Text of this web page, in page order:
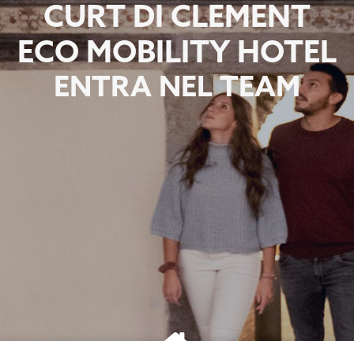
CURT DI CLEMENT
ECO MOBILITY HOTEL
ENTRA NEL TEAM